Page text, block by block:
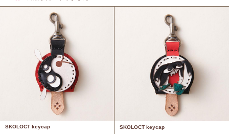
SKOLOCT keycap
SKOLOCT keycap